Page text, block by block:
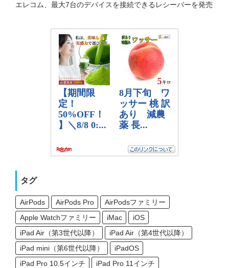
エレコム、最大7台のデバイスを接続できるレシーバーを発売
タグ
AirPods AirPods Pro
AirPodsファミリー
Apple Watchファミリー
iMac
iOS
iPad Air（第3世代以降）
iPad Air（第4世代以降）
iPad mini（第6世代以降）
iPadOS
iPad Pro 10.5インチ
iPad Pro 11インチ